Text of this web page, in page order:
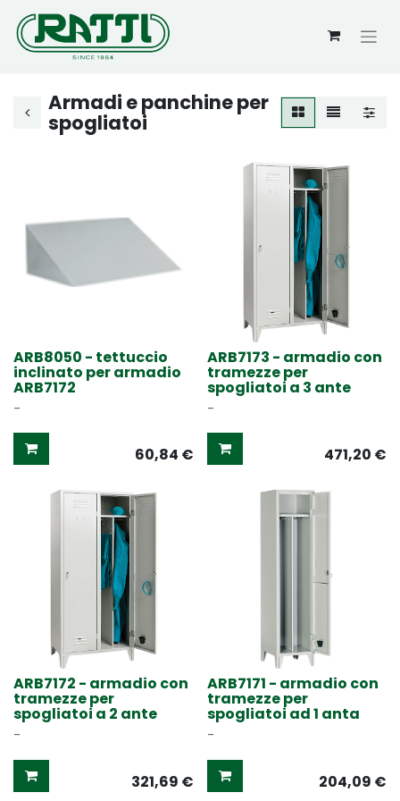
Armadi e panchine per
spogliatoi
ARB8050 - tettuccio
inclinato per armadio
ARB7172
-
60,84 €
ARB7173 - armadio con
tramezze per
spogliatoi a 3 ante
-
471,20 €
ARB7172 - armadio con
tramezze per
spogliatoi a 2 ante
-
321,69 €
ARB7171 - armadio con
tramezze per
spogliatoi ad 1 anta
-
204,09 €